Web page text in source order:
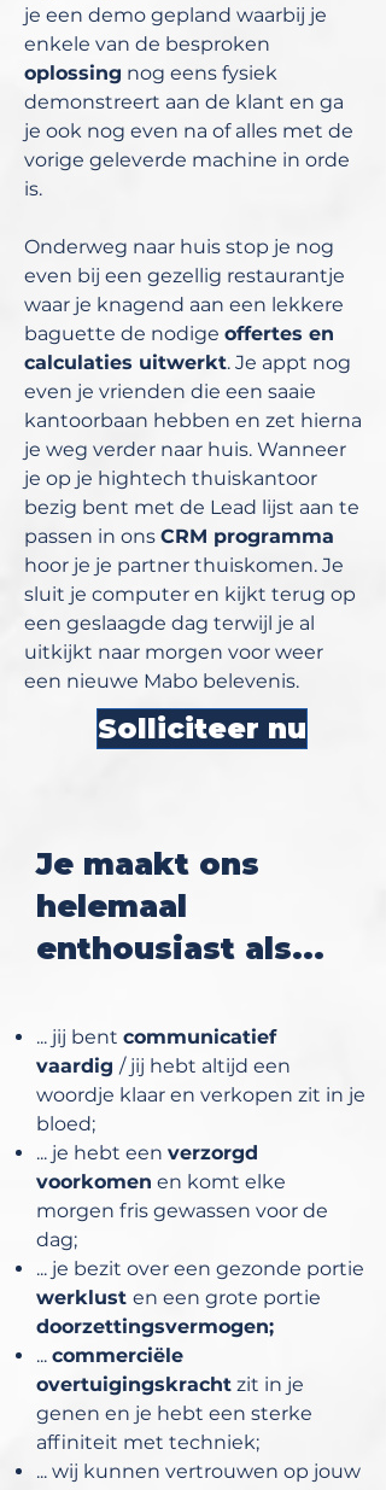
je een demo gepland waarbij je
enkele van de besproken
oplossing nog eens fysiek
demonstreert aan de klant en ga
je ook nog even na of alles met de
vorige geleverde machine in orde
is.
Onderweg naar huis stop je nog
even bij een gezellig restaurantje
waar je knagend aan een lekkere
baguette de nodige offertes en
calculaties uitwerkt. Je appt nog
even je vrienden die een saaie
kantoorbaan hebben en zet hierna
je weg verder naar huis. Wanneer
je op je hightech thuiskantoor
bezig bent met de Lead lijst aan te
passen in ons CRM programma
hoor je je partner thuiskomen. Je
sluit je computer en kijkt terug op
een geslaagde dag terwijl je al
uitkijkt naar morgen voor weer
een nieuwe Mabo belevenis.
Solliciteer nu
Je maakt ons
helemaal
enthousiast als...
... jij bent communicatief
vaardig / jij hebt altijd een
woordje klaar en verkopen zit in je
bloed;
... je hebt een verzorgd
voorkomen en komt elke
morgen fris gewassen voor de
dag;
... je bezit over een gezonde portie
werklust en een grote portie
doorzettingsvermogen;
... commerciële
overtuigingskracht zit in je
genen en je hebt een sterke
affiniteit met techniek;
... wij kunnen vertrouwen op jouw